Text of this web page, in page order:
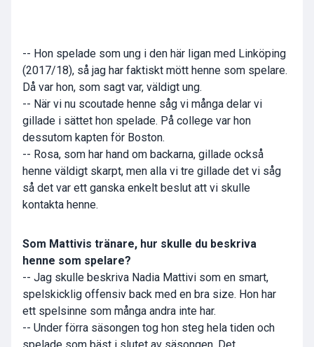
-- Hon spelade som ung i den här ligan med Linköping
(2017/18), så jag har faktiskt mött henne som spelare.
Då var hon, som sagt var, väldigt ung.
-- När vi nu scoutade henne såg vi många delar vi
gillade i sättet hon spelade. På college var hon
dessutom kapten för Boston.
-- Rosa, som har hand om backarna, gillade också
henne väldigt skarpt, men alla vi tre gillade det vi såg
så det var ett ganska enkelt beslut att vi skulle
kontakta henne.
Som Mattivis tränare, hur skulle du beskriva
henne som spelare?
-- Jag skulle beskriva Nadia Mattivi som en smart,
spelskicklig offensiv back med en bra size. Hon har
ett spelsinne som många andra inte har.
-- Under förra säsongen tog hon steg hela tiden och